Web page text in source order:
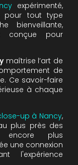
expérimenté,
pour tout type
bienveillante,
conçue pour
maîtrise l’art de
de
Ce savoir-faire
à chaque
up à Nancy,
plus près des
plus
une connexion
l'expérience